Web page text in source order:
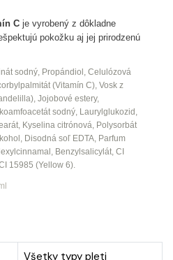
C je vyrobený z dôkladne
pokožku aj jej prirodzenú
sodný, Propándiol, Celulózová
(Vitamín C), Vosk z
Jojobové estery,
sodný, Laurylglukozid,
Kyselina citrónová, Polysorbát
Disodná soľ EDTA, Parfum
Benzylsalicylát, CI
15985 (Yellow 6).
Všetky typy pleti